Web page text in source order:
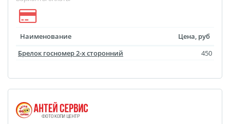
Календарь плакат
оживающий
Календарь отрывной
оживающий
Фотокнига 56
Наименование
Цена, руб
Брелок госномер 2-х сторонний
450